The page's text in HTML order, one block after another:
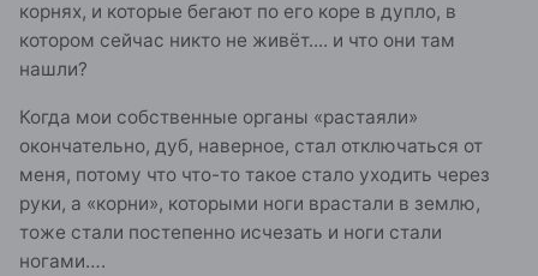
корнях, и которые бегают по его коре в дупло, в
котором сейчас никто не живёт.... и что они там
нашли?
Когда мои собственные органы «растаяли»
окончательно, дуб, наверное, стал отключаться от
меня, потому что что-то такое стало уходить через
руки, а «корни», которыми ноги врастали в землю,
тоже стали постепенно исчезать и ноги стали
ногами….